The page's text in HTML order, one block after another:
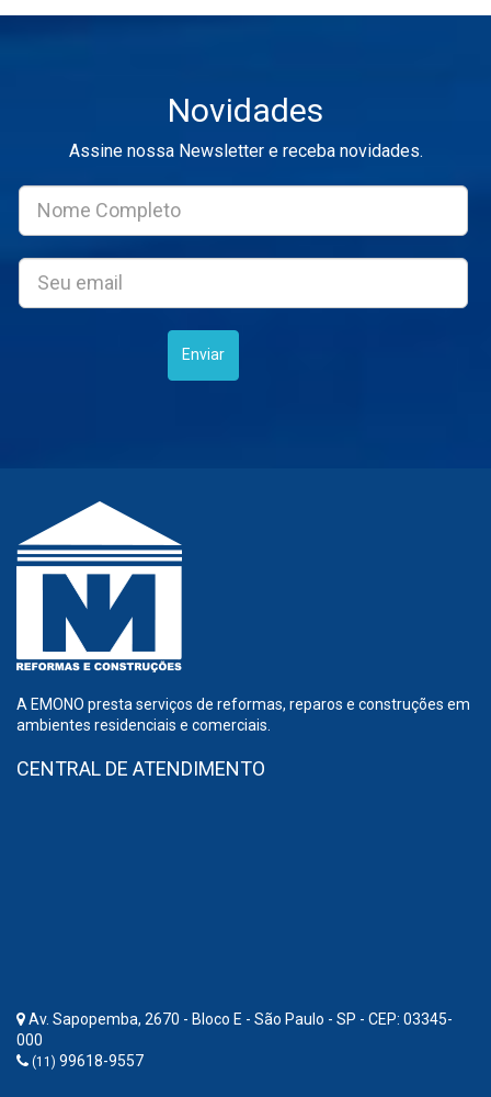
Novidades
Assine nossa Newsletter e receba novidades.
A EMONO presta serviços de reformas, reparos e construções em
ambientes residenciais e comerciais.
CENTRAL DE ATENDIMENTO
Av. Sapopemba, 2670 - Bloco E - São Paulo - SP - CEP: 03345-
000
(11) 99618-9557